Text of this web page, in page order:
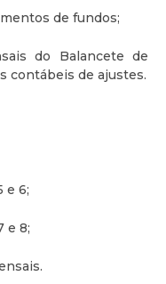
de fundos;
do Balancete de
contábeis de ajustes.
e 6;
e 8;